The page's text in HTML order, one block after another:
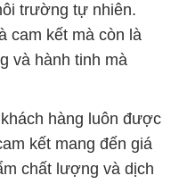
trường tự nhiên.
cam kết mà còn là
và hành tinh mà
hàng luôn được
kết mang đến giá
chất lượng và dịch